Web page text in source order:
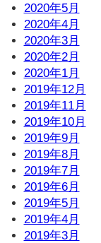
2020年5月
2020年4月
2020年3月
2020年2月
2020年1月
2019年12月
2019年11月
2019年10月
2019年9月
2019年8月
2019年7月
2019年6月
2019年5月
2019年4月
2019年3月